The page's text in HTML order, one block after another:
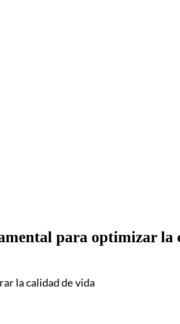
para optimizar la
la calidad de vida